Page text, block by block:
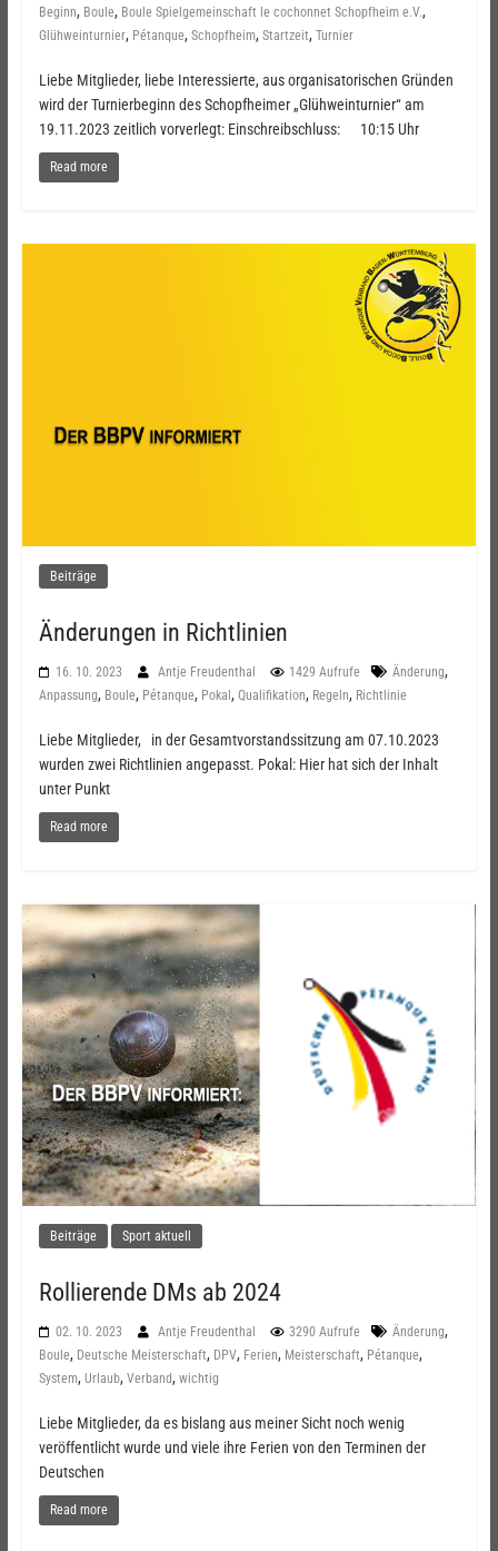
Beginn, Boule, Boule Spielgemeinschaft le cochonnet Schopfheim e.V.,
Glühweinturnier, Pétanque, Schopfheim, Startzeit, Turnier
Liebe Mitglieder, liebe Interessierte, aus organisatorischen Gründen
wird der Turnierbeginn des Schopfheimer „Glühweinturnier“ am
19.11.2023 zeitlich vorverlegt: Einschreibschluss: 10:15 Uhr
Read more
Beiträge
Änderungen in Richtlinien
16. 10. 2023 Antje Freudenthal 1429 Aufrufe Änderung,
Anpassung, Boule, Pétanque, Pokal , Qualifikation, Regeln, Richtlinie
Liebe Mitglieder, in der Gesamtvorstandssitzung am 07.10.2023
wurden zwei Richtlinien angepasst. Pokal: Hier hat sich der Inhalt
unter Punkt
Read more
Beiträge Sport aktuell
Rollierende DMs ab 2024
02. 10. 2023 Antje Freudenthal 3290 Aufrufe Änderung,
Boule, Deutsche Meisterschaft, DPV, Ferien, Meisterschaft, Pétanque,
System, Urlaub, Verband, wichtig
Liebe Mitglieder, da es bislang aus meiner Sicht noch wenig
veröffentlicht wurde und viele ihre Ferien von den Terminen der
Deutschen
Read more